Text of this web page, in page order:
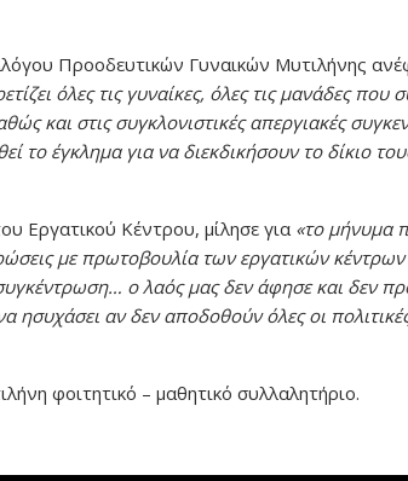
Προοδευτικών Γυναικών Μυτιλήνης
όλες τις γυναίκες, όλες τις μανάδες που
και στις συγκλονιστικές απεργιακές
το έγκλημα για να διεκδικήσουν το δίκιο
Εργατικού Κέντρου, μίλησε για «το μήνυμα
με πρωτοβουλία των εργατικών
ο λαός μας δεν άφησε και δεν
ησυχάσει αν δεν αποδοθούν όλες οι
φοιτητικό – μαθητικό συλλαλητήριο.